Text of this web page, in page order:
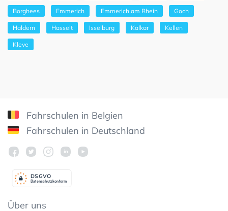
Borghees Emmerich Emmerich am Rhein Goch
Haldern Hasselt Isselburg Kalkar Kellen
Kleve
Fahrschulen in Belgien
Fahrschulen in Deutschland
Datenschutzkonform
DSGVO
Über uns